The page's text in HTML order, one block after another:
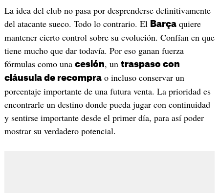
La idea del club no pasa por desprenderse definitivamente
del atacante sueco. Todo lo contrario. El Barçaquiere
mantener cierto control sobre su evolución. Confían en que
tiene mucho que dar todavía. Por eso ganan fuerza
fórmulas como una cesión, un traspaso con
cláusula de recomprao incluso conservar un
porcentaje importante de una futura venta. La prioridad es
encontrarle un destino donde pueda jugar con continuidad
y sentirse importante desde el primer día, para así poder
mostrar su verdadero potencial.